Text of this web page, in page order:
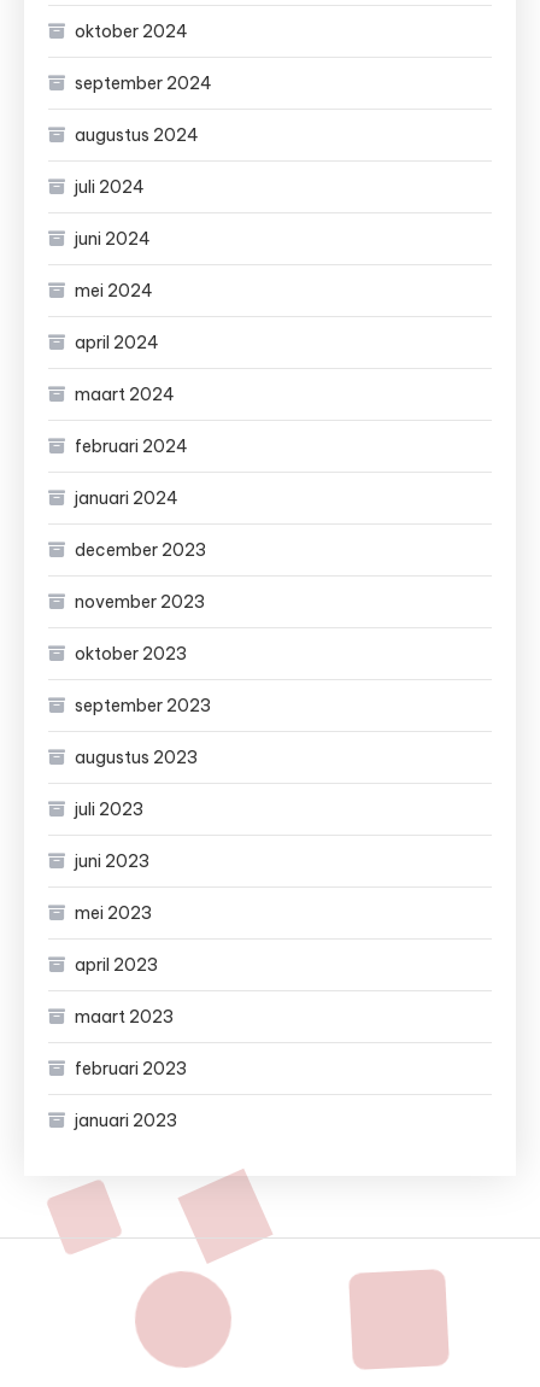
oktober 2024
september 2024
augustus 2024
juli 2024
juni 2024
mei 2024
april 2024
maart 2024
februari 2024
januari 2024
december 2023
november 2023
oktober 2023
september 2023
augustus 2023
juli 2023
juni 2023
mei 2023
april 2023
maart 2023
februari 2023
januari 2023